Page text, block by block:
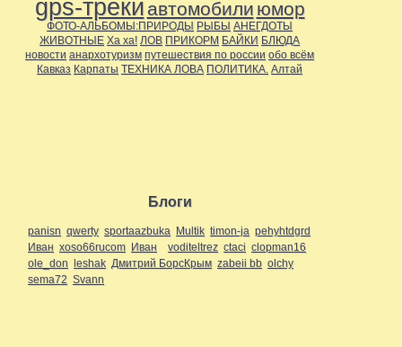
gps-треки автомобили юмор
ФОТО-АЛЬБОМЫ:ПРИРОДЫ РЫБЫ АНЕГДОТЫ
ЖИВОТНЫЕ Ха ха! ЛОВ ПРИКОРМ БАЙКИ БЛЮДА
новости анархотуризм путешествия по россии обо всём
Кавказ Карпаты ТЕХНИКА ЛОВА ПОЛИТИКА. Алтай
Блоги
panisn qwerty sportaazbuka Multik timon-ja pehyhtdgrd
Иван xoso66rucom Иван voditeltrez ctaci clopman16
ole_don leshak Дмитрий БорсКрым zabeii bb olchy
sema72 Svann